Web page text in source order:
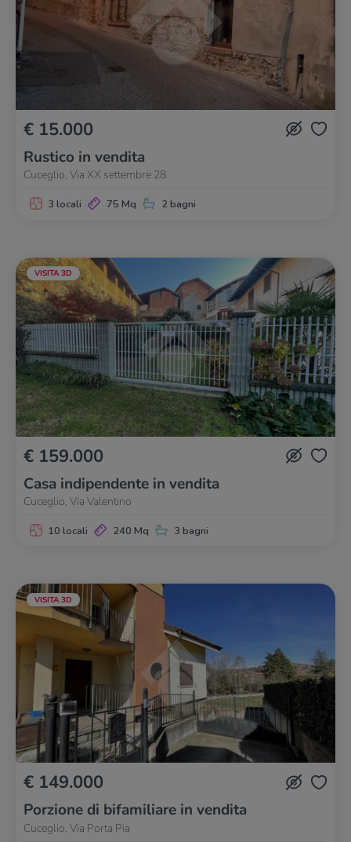
€ 15.000
Rustico in vendita
Cuceglio, Via XX settembre 28
3 locali 75 Mq 2 bagni
VISITA 3D
€ 159.000
Casa indipendente in vendita
Cuceglio, Via Valentino
10 locali 240 Mq 3 bagni
VISITA 3D
€ 149.000
Porzione di bifamiliare in vendita
Cuceglio, Via Porta Pia